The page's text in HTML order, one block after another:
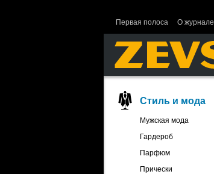
Первая полоса О журнале
Стиль и мода
Мужская мода
Гардероб
Парфюм
Прически